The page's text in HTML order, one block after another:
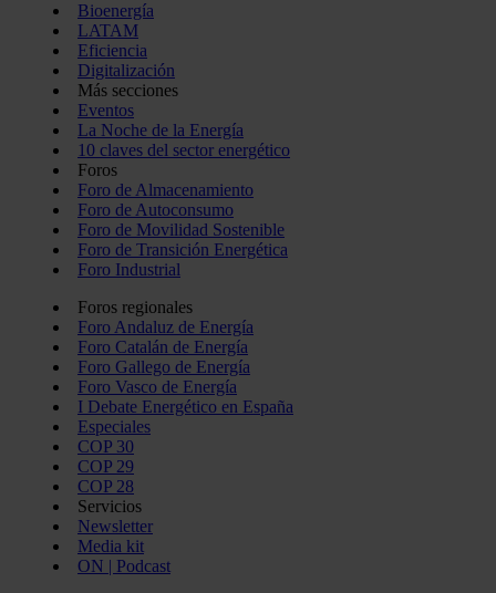
Bioenergía
LATAM
Eficiencia
Digitalización
Más secciones
Eventos
La Noche de la Energía
10 claves del sector energético
Foros
Foro de Almacenamiento
Foro de Autoconsumo
Foro de Movilidad Sostenible
Foro de Transición Energética
Foro Industrial
Foros regionales
Foro Andaluz de Energía
Foro Catalán de Energía
Foro Gallego de Energía
Foro Vasco de Energía
I Debate Energético en España
Especiales
COP 30
COP 29
COP 28
Servicios
Newsletter
Media kit
ON | Podcast